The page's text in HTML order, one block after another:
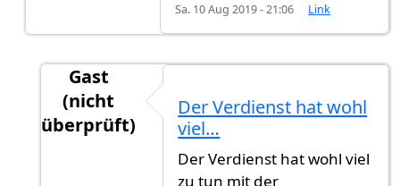
Sa. 10 Aug 2019 - 21:06 Link
Gast
(nicht
überprüft)
8 yearvon gs (nicht überprüft)
Der Verdienst hat wohl
viel…
Der Verdienst hat wohl viel
zu tun mit der